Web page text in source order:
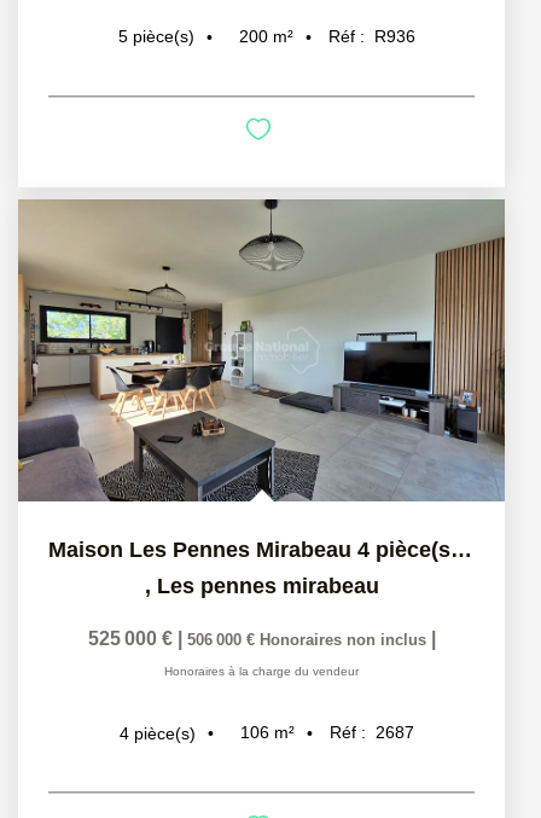
5 pièce(s) 200 m² Réf : R936
Maison Les Pennes Mirabeau 4 pièce(s) 106 m2 avec piscine...
, Les pennes mirabeau
525 000 € 506 000 € Honoraires non inclus
Honoraires à la charge du vendeur
4 pièce(s) 106 m² Réf : 2687